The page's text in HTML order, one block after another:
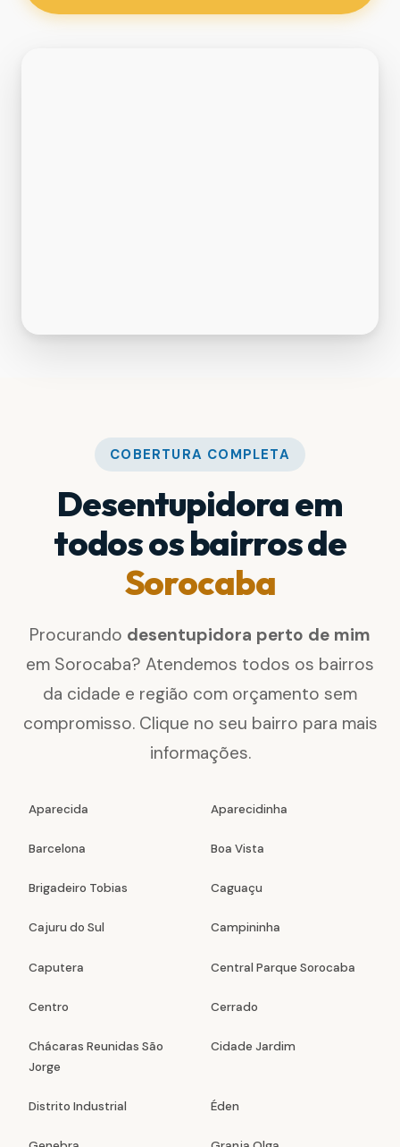
COBERTURA COMPLETA
Desentupidora em
todos os bairros de
Sorocaba
Procurando desentupidora perto de mim
em Sorocaba? Atendemos todos os bairros
da cidade e região com orçamento sem
compromisso. Clique no seu bairro para mais
informações.
Aparecida Aparecidinha
Barcelona Boa Vista
Brigadeiro Tobias Caguaçu
Cajuru do Sul Campininha
Caputera Central Parque Sorocaba
Centro Cerrado
Chácaras Reunidas São
Jorge
Cidade Jardim
Distrito Industrial Éden